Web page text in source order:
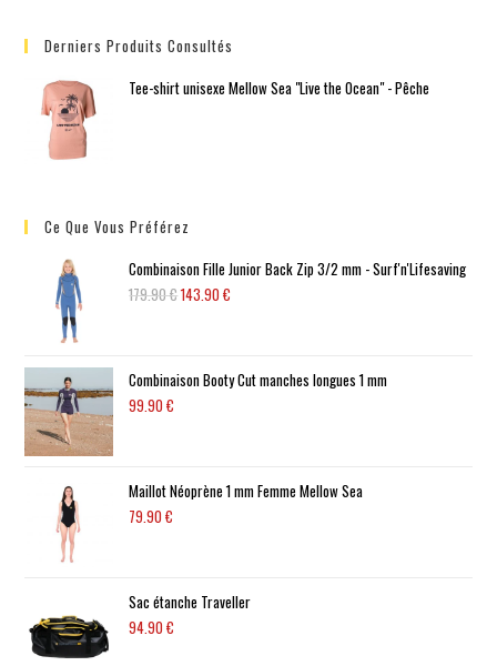
Derniers Produits Consultés
Tee-shirt unisexe Mellow Sea "Live the Ocean" - Pêche
Ce Que Vous Préférez
Combinaison Fille Junior Back Zip 3/2 mm - Surf'n'Lifesaving
179.90€143.90€
Combinaison Booty Cut manches longues 1 mm
99.90€
Maillot Néoprène 1 mm Femme Mellow Sea
79.90€
Sac étanche Traveller
94.90€